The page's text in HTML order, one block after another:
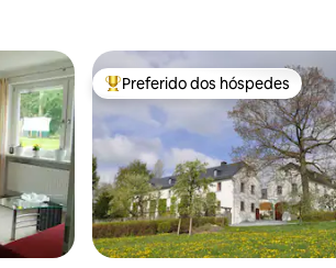
Entre os melhores preferidos
Preferido dos hóspedes